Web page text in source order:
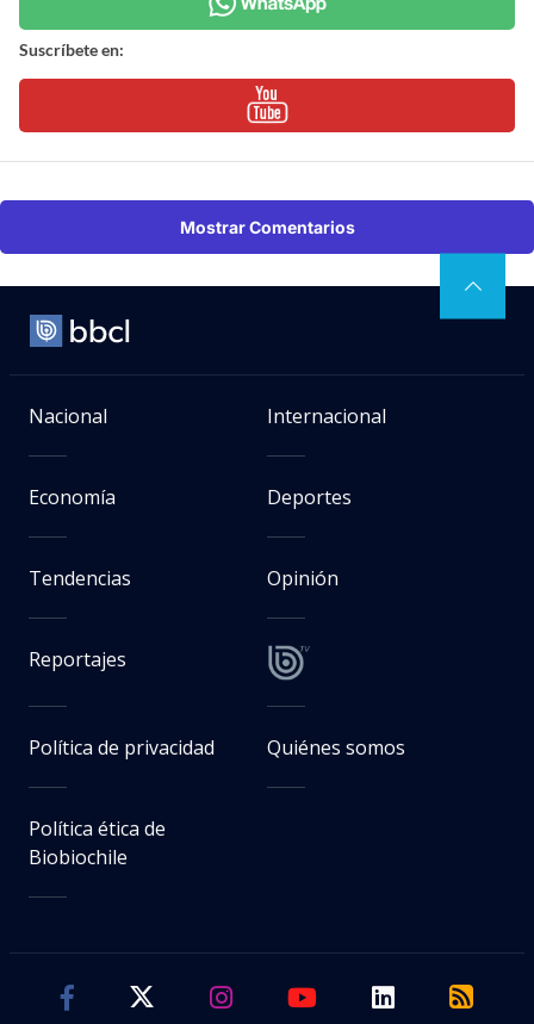
Suscríbete en:
Mostrar Comentarios
Nacional Internacional
Economía Deportes
Tendencias Opinión
Reportajes
Política de privacidad Quiénes somos
Política ética de
Biobiochile